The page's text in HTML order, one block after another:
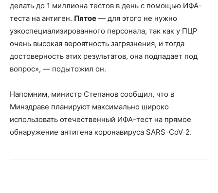
делать до 1 миллиона тестов в день с помощью ИФА-
теста на антиген. Пятое — для этого не нужно
узкоспециализированного персонала, так как у ПЦР
очень высокая вероятность загрязнения, и тогда
достоверность этих результатов, она подпадает под
вопрос», — подытожил он.
Напомним, министр Степанов сообщил, что в
Минздраве планируют максимально широко
использовать отечественный ИФА-тест на прямое
обнаружение антигена коронавируса SARS-CoV-2.